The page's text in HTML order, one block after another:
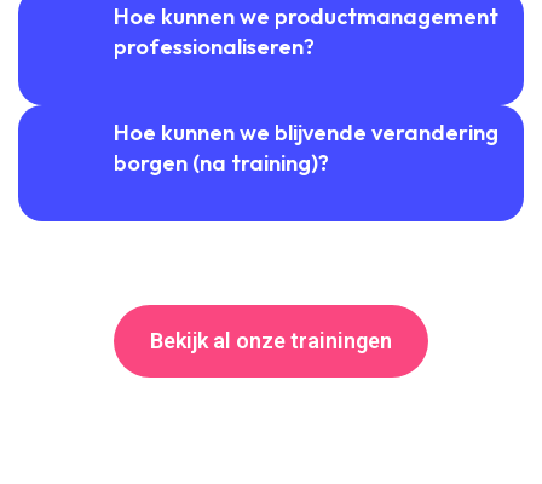
Hoe kunnen we productmanagement
professionaliseren?
Hoe kunnen we blijvende verandering
borgen (na training)?
Bekijk al onze trainingen